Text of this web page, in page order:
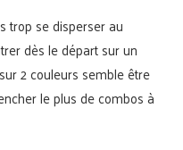
trop se disperser au
dès le départ sur un
2 couleurs semble être
le plus de combos à